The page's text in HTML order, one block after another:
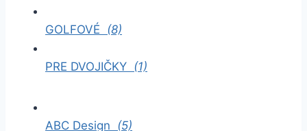
GOLFOVÉ (8)
PRE DVOJIČKY (1)
ABC Design (5)